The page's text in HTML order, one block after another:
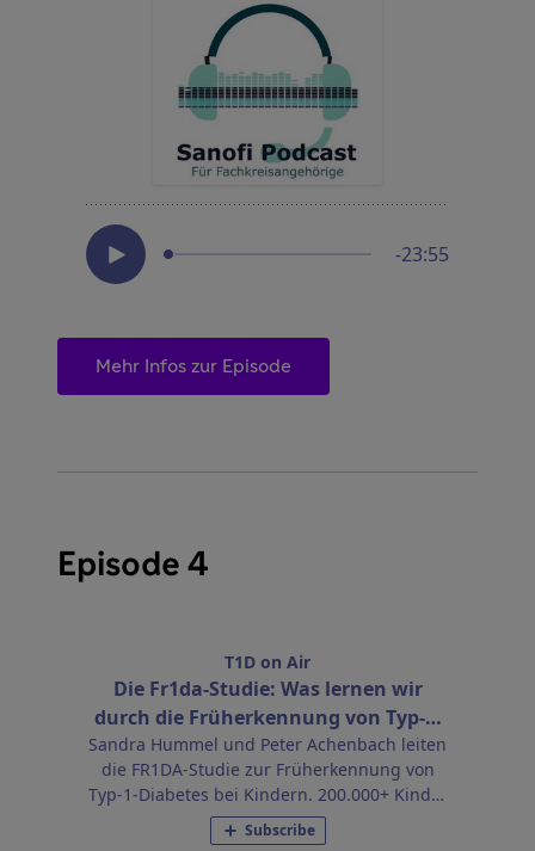
Mehr Infos zur Episode
Episode 4